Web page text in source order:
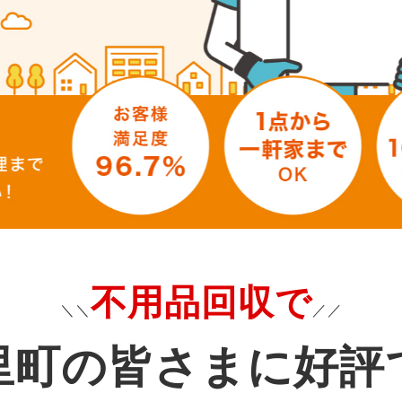
＼＼ 不用品回収で ／／
町の皆さまに好評